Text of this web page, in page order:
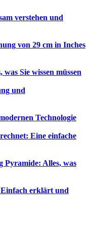
verstehen und
von 29 cm in Inches
Sie wissen müssen
und
Technologie
Eine einfache
Pyramide: Alles, was
erklärt und